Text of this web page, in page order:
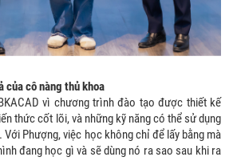
của cô nàng thủ khoa
vì chương trình đào tạo được thiết kế
thức cốt lõi, và những kỹ năng có thể sử dụng
Phượng, việc học không chỉ để lấy bằng mà
đang học gì và sẽ dùng nó ra sao sau khi ra